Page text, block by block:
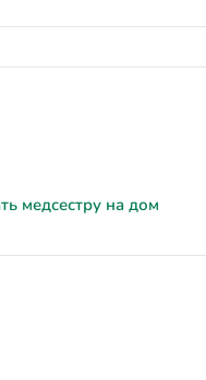
медсестру на дом